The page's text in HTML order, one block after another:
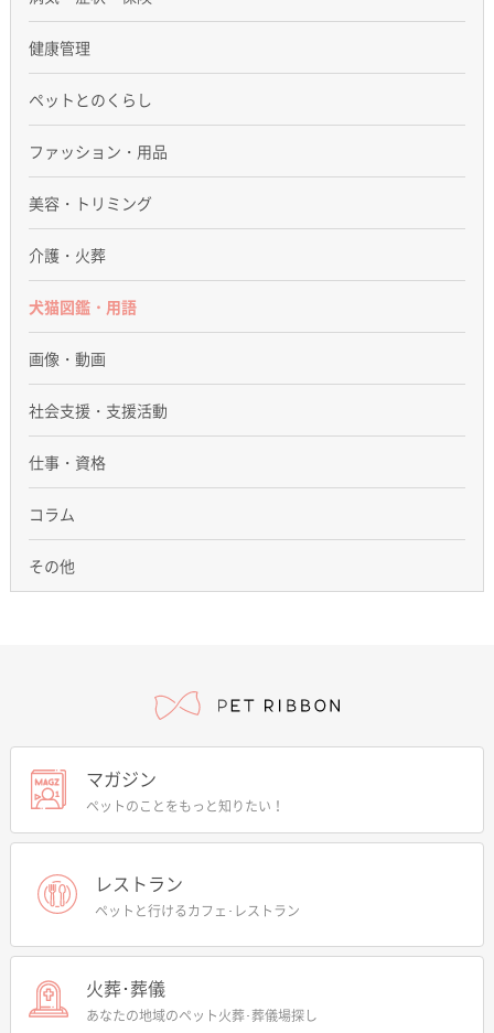
健康管理
ペットとのくらし
ファッション・用品
美容・トリミング
介護・火葬
犬猫図鑑・用語
画像・動画
社会支援・支援活動
仕事・資格
コラム
その他
マガジン
ペットのことをもっと知りたい！
レストラン
ペットと行けるカフェ･レストラン
火葬･葬儀
あなたの地域のペット火葬･葬儀場探し